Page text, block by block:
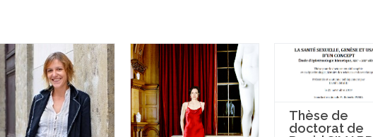
Thèse de
doctorat de